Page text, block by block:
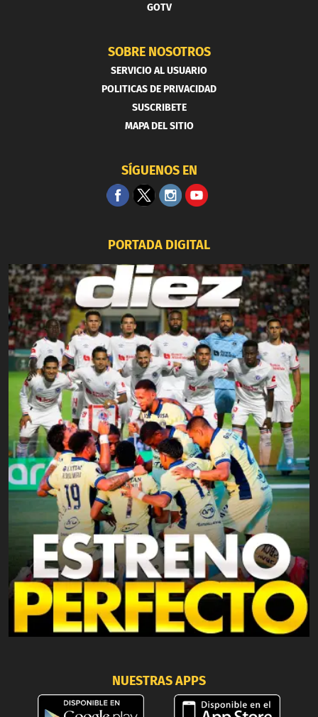
GOTV
SOBRE NOSOTROS
SERVICIO AL USUARIO
POLITICAS DE PRIVACIDAD
SUSCRIBETE
MAPA DEL SITIO
SÍGUENOS EN
PORTADA DIGITAL
NUESTRAS APPS